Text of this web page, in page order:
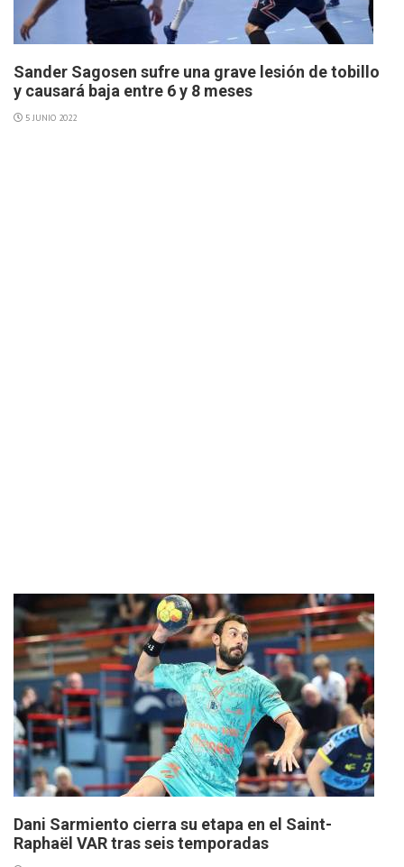
Sander Sagosen sufre una grave lesión de tobillo
y causará baja entre 6 y 8 meses
5 JUNIO 2022
Dani Sarmiento cierra su etapa en el Saint-
Raphaël VAR tras seis temporadas